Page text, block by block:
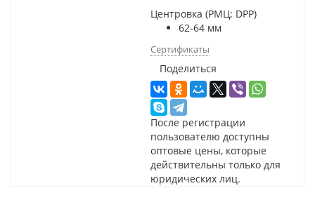
Центровка (РМЦ; DPP)
62-64 мм
Сертификаты
Поделиться
После регистрации
пользователю доступны
оптовые цены, которые
действительны только для
юридических лиц.